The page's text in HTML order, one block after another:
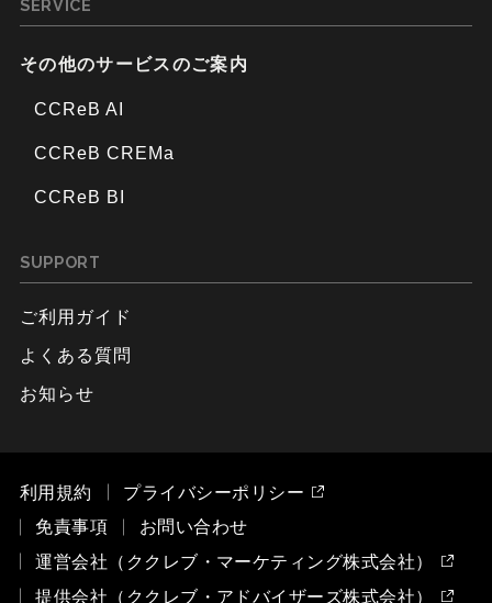
SERVICE
その他のサービスのご案内
CCReB AI
CCReB CREMa
CCReB BI
SUPPORT
ご利用ガイド
よくある質問
お知らせ
利用規約
プライバシーポリシー
免責事項
お問い合わせ
運営会社（ククレブ・マーケティング株式会社）
提供会社（ククレブ・アドバイザーズ株式会社）